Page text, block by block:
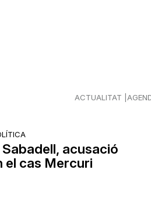
ACTUALITAT
Sabadell, acusació
el cas Mercuri